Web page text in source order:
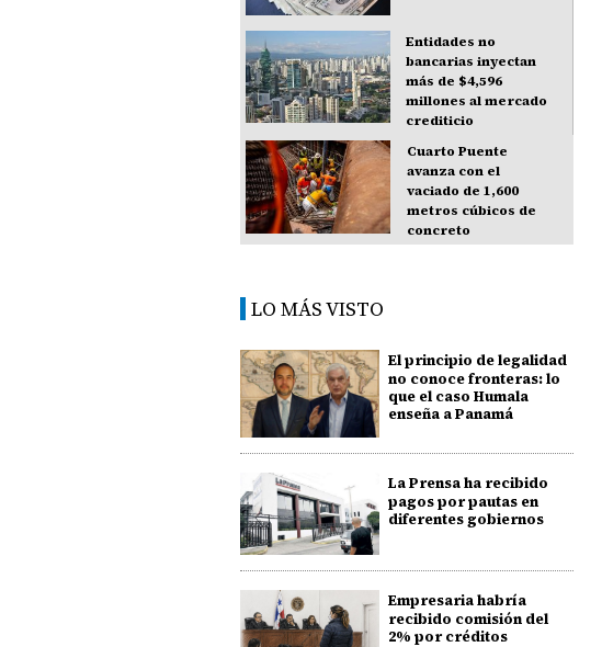
Entidades no
bancarias inyectan
más de $4,596
millones al mercado
crediticio
Cuarto Puente
avanza con el
vaciado de 1,600
metros cúbicos de
concreto
LO MÁS VISTO
El principio de legalidad
no conoce fronteras: lo
que el caso Humala
enseña a Panamá
La Prensa ha recibido
pagos por pautas en
diferentes gobiernos
Empresaria habría
recibido comisión del
2% por créditos